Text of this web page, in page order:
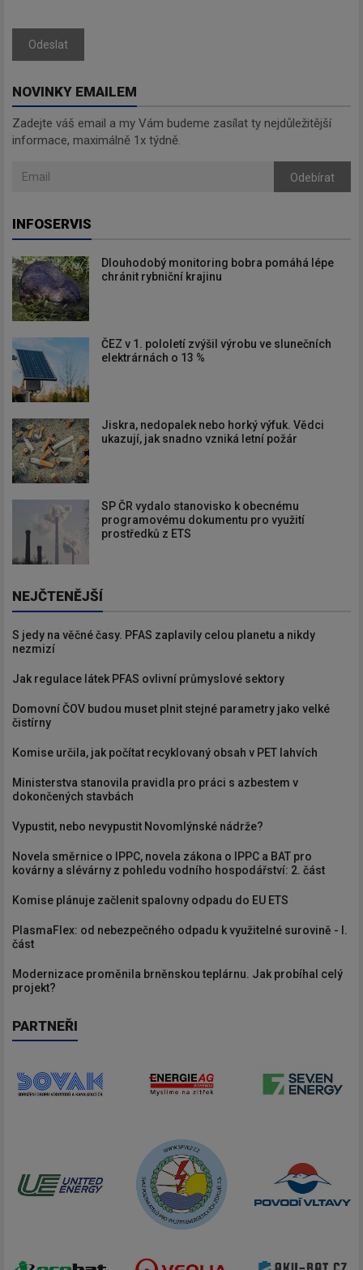
Odeslat
NOVINKY EMAILEM
Zadejte váš email a my Vám budeme zasílat ty nejdůležitější
informace, maximálně 1x týdně.
Odebírat
INFOSERVIS
Dlouhodobý monitoring bobra pomáhá lépe
chránit rybniční krajinu
ČEZ v 1. pololetí zvýšil výrobu ve slunečních
elektrárnách o 13 %
Jiskra, nedopalek nebo horký výfuk. Vědci
ukazují, jak snadno vzniká letní požár
SP ČR vydalo stanovisko k obecnému
programovému dokumentu pro využití
prostředků z ETS
NEJČTENĚJŠÍ
S jedy na věčné časy. PFAS zaplavily celou planetu a nikdy
nezmizí
Jak regulace látek PFAS ovlivní průmyslové sektory
Domovní ČOV budou muset plnit stejné parametry jako velké
čistírny
Komise určila, jak počítat recyklovaný obsah v PET lahvích
Ministerstva stanovila pravidla pro práci s azbestem v
dokončených stavbách
Vypustit, nebo nevypustit Novomlýnské nádrže?
Novela směrnice o IPPC, novela zákona o IPPC a BAT pro
kovárny a slévárny z pohledu vodního hospodářství: 2. část
Komise plánuje začlenit spalovny odpadu do EU ETS
PlasmaFlex: od nebezpečného odpadu k využitelné surovině - I.
část
Modernizace proměnila brněnskou teplárnu. Jak probíhal celý
projekt?
PARTNEŘI